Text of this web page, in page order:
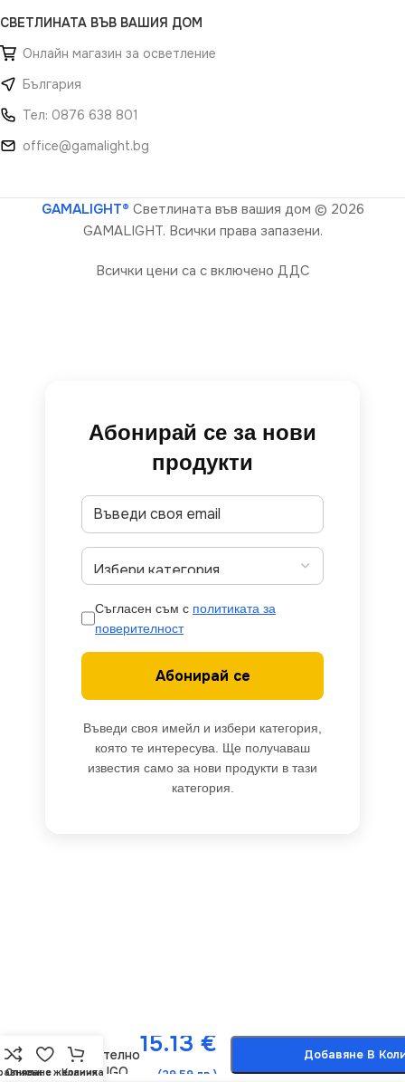
СВЕТЛИНАТА ВЪВ ВАШИЯ ДОМ
Онлайн магазин за осветление
България
Тел: 0876 638 801
office@gamalight.bg
GAMALIGHT® Светлината във вашия дом © 2026
GAMALIGHT. Всички права запазени.
Всички цени са с включено ДДС
Абонирай се за нови
продукти
Съгласен съм с политиката за
поверителност
Абонирай се
Въведи своя имейл и избери категория,
която те интересува. Ще получаваш
известия само за нови продукти в тази
категория.
Списък с желания
Количка
осветително
тяло HUGO
15.13 €
(29.59 лв.)
Добавяне В